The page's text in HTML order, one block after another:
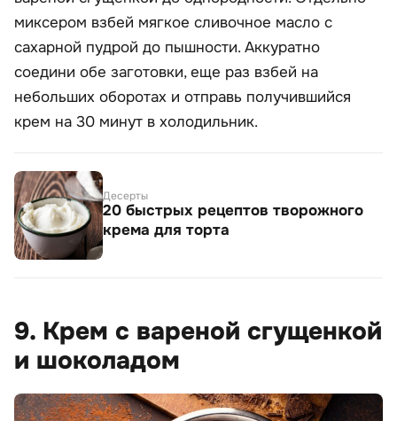
миксером взбей мягкое сливочное масло с
сахарной пудрой до пышности. Аккуратно
соедини обе заготовки, еще раз взбей на
небольших оборотах и отправь получившийся
крем на 30 минут в холодильник.
Десерты
20 быстрых рецептов творожного
крема для торта
9. Крем с вареной сгущенкой
и шоколадом